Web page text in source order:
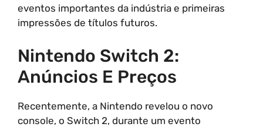
eventos importantes da indústria e primeiras
impressões de títulos futuros.
Nintendo Switch 2:
Anúncios E Preços
Recentemente, a Nintendo revelou o novo
console, o Switch 2, durante um evento